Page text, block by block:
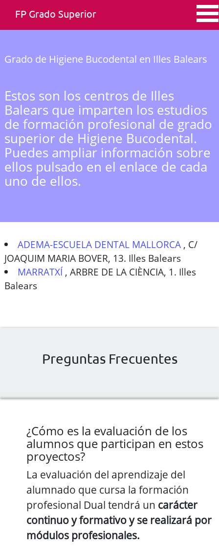
FP Grado Superior
Grado de Higiene Bucodental en Illes Balears
Estos son los centros de Illes
Balears que imparten los estudios
de formación profesional de grado
superior de Higiene Bucodental.
Puedes ampliar información sobre
ellos pulsado en el enlace de cada
uno de ellos.
ADEMA-ESCUELA DENTAL MALLORCA , C/
JOAQUIM MARIA BOVER, 13. Illes Balears
MARRATXÍ ,ARBRE DE LA CIÈNCIA, 1. Illes
Balears
Preguntas Frecuentes
¿Cómo es la evaluación de los
alumnos que participan en estos
proyectos?
La evaluación del aprendizaje del
alumnado que cursa la formación
profesional Dual tendrá un carácter
continuo y formativoy se realizará por
módulos profesionales.